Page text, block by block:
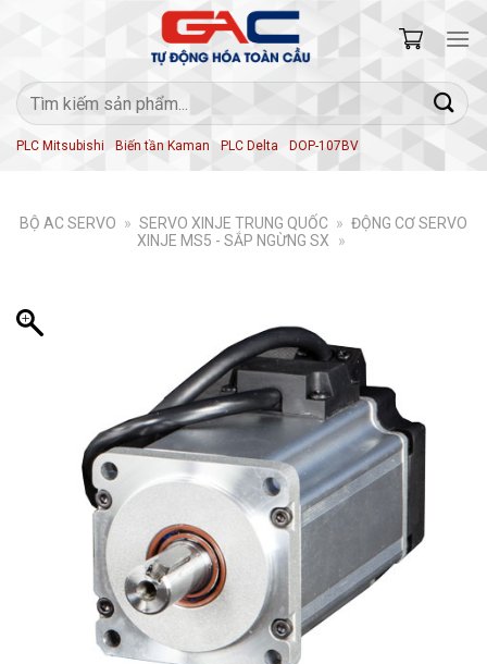
Tìm
kiếm:
PLC Mitsubishi Biến tần Kaman PLC Delta DOP-107BV
BỘ AC SERVO » SERVO XINJE TRUNG QUỐC » ĐỘNG CƠ SERVO
XINJE MS5 - SẮP NGỪNG SX
»